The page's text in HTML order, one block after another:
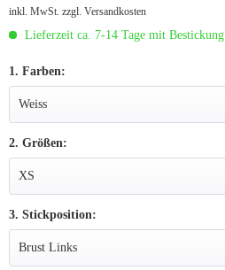
inkl. MwSt. zzgl. Versandkosten
Lieferzeit ca. 7-14 Tage mit Bestickung
1. Farben:
2. Größen:
3. Stickposition: